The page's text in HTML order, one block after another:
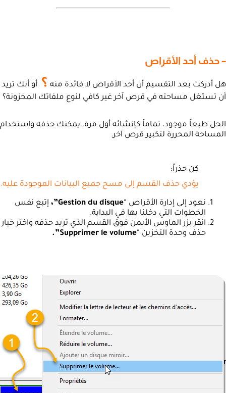
– حذف أحد الأقراص
هل أدركت بعد التقسيم أن أحد الأقراص لا فائدة منه ؟ أو أنك تريد
أن تستغل مساحته في قرص آخر غير كافي لنوع ملفاتك المخزونة؟
الحل طبعاً موجود، تماماً كإنشائه أول مرة. يمكنك حذفه واستخدام
المساحة المحررة لتكبير قرص آخر.
كن حذراً:
يؤدي حذف القسم إلى مسح جميع البيانات الموجودة عليه.
نعود إلى إدارة الأقراص “Gestion du disque”،
إتبع نفس
الخطوات التي دخلنا بها في البداية.
انقر بزر الماوس الأيمن فوق القسم الذي تريد حذفه واختر خيار
حذف وحدة التخزين “Supprimer le volume”.